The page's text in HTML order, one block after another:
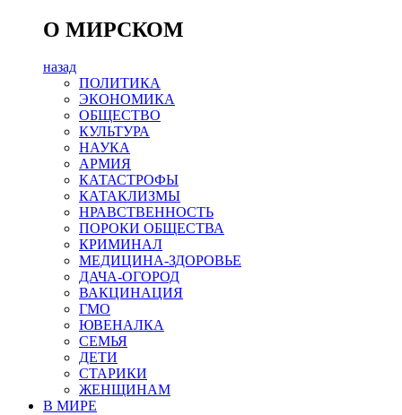
О МИРСКОМ
назад
ПОЛИТИКА
ЭКОНОМИКА
ОБЩЕСТВО
КУЛЬТУРА
НАУКА
АРМИЯ
КАТАСТРОФЫ
КАТАКЛИЗМЫ
НРАВСТВЕННОСТЬ
ПОРОКИ ОБЩЕСТВА
КРИМИНАЛ
МЕДИЦИНА-ЗДОРОВЬЕ
ДАЧА-ОГОРОД
ВАКЦИНАЦИЯ
ГМО
ЮВЕНАЛКА
СЕМЬЯ
ДЕТИ
СТАРИКИ
ЖЕНЩИНАМ
В МИРЕ